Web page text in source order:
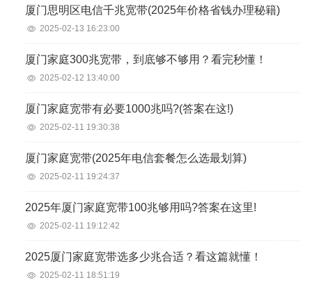
厦门思明区电信千兆宽带(2025年价格省钱办理秘籍)
2025-02-13 16:23:00
厦门家庭300兆宽带，到底够不够用？看完秒懂！
2025-02-12 13:40:00
厦门家庭宽带有必要1000兆吗?(答案在这!)
2025-02-11 19:30:38
厦门家庭宽带(2025年电信套餐怎么选最划算)
2025-02-11 19:24:37
2025年厦门家庭宽带100兆够用吗?答案在这里!
2025-02-11 19:12:42
2025厦门家庭宽带选多少兆合适？看这篇就懂！
2025-02-11 18:51:19